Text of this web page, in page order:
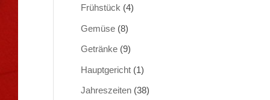
Frühstück (4)
Gemüse (8)
Getränke (9)
Hauptgericht (1)
Jahreszeiten (38)